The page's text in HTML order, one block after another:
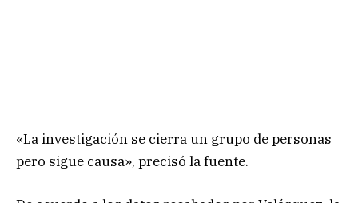
«La investigación se cierra un grupo de personas
pero sigue causa», precisó la fuente.